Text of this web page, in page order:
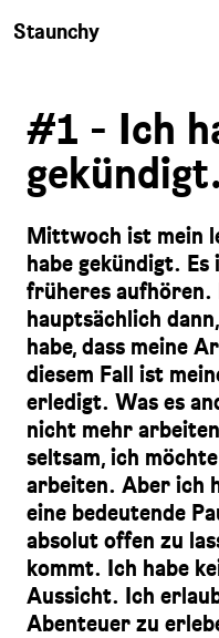
Staunchy
#1 - Ich
gekündigt.
Mittwoch ist mein
habe gekündigt.
früheres
hauptsächlich
habe, dass meine
diesem Fall ist
erledigt. Was es
nicht mehr
seltsam, ich
arbeiten. Aber ich
eine bedeutende
absolut offen zu
kommt. Ich habe
Aussicht. Ich
Abenteuer zu